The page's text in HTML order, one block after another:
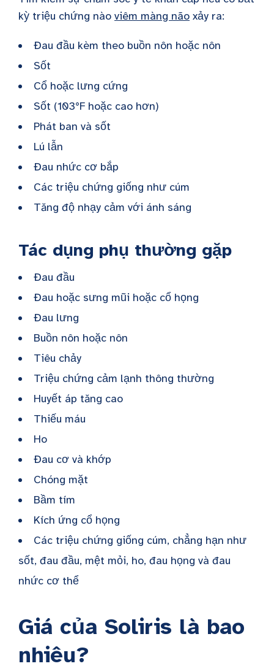
kỳ triệu chứng nào viêm màng não xảy ra:
Đau đầu kèm theo buồn nôn hoặc nôn
Sốt
Cổ hoặc lưng cứng
Sốt (103°F hoặc cao hơn)
Phát ban và sốt
Lú lẫn
Đau nhức cơ bắp
Các triệu chứng giống như cúm
Tăng độ nhạy cảm với ánh sáng
Tác dụng phụ thường gặp
Đau đầu
Đau hoặc sưng mũi hoặc cổ họng
Đau lưng
Buồn nôn hoặc nôn
Tiêu chảy
Triệu chứng cảm lạnh thông thường
Huyết áp tăng cao
Thiếu máu
Ho
Đau cơ và khớp
Chóng mặt
Bầm tím
Kích ứng cổ họng
Các triệu chứng giống cúm, chẳng hạn như
sốt, đau đầu, mệt mỏi, ho, đau họng và đau
nhức cơ thể
Giá của Soliris là bao
nhiêu?